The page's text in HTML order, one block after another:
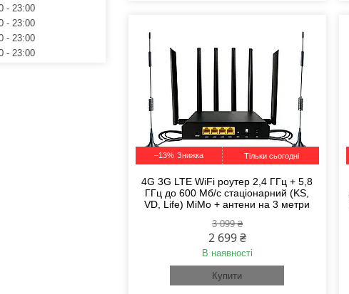
–13% Тільки сьогодні
4G 3G LTE WiFi роутер 2,4 ГГц + 5,8
ГГц до 600 Мб/с стаціонарний (KS,
VD, Life) MiMo + антени на 3 метри
3 099 ₴
2 699 ₴
В наявності
Купити
23:00
23:00
23:00
23:00